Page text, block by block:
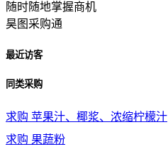
随时随地掌握商机
昊图采购通
最近访客
同类采购
求购 苹果汁、椰浆、浓缩柠檬汁
求购 果蔬粉